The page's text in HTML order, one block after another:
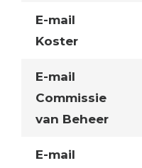
E-mail
Koster
E-mail
Commissie
van Beheer
E-mail